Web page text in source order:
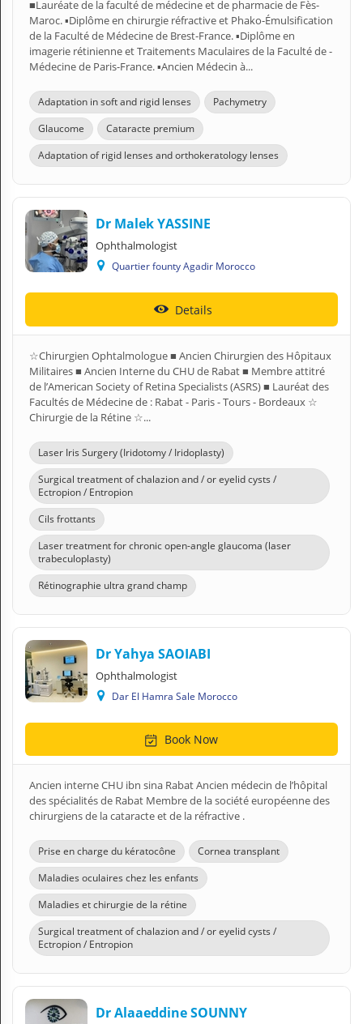
■Lauréate de la faculté de médecine et de pharmacie de Fès-
Maroc. ▪︎Diplôme en chirurgie réfractive et Phako-Émulsification
de la Faculté de Médecine de Brest-France. ▪︎Diplôme en
imagerie rétinienne et Traitements Maculaires de la Faculté de -
Médecine de Paris-France. ▪︎Ancien Médecin à...
Adaptation in soft and rigid lenses
Pachymetry
Glaucome
Cataracte premium
Adaptation of rigid lenses and orthokeratology lenses
Dr Malek YASSINE
Ophthalmologist
Quartier founty Agadir Morocco
Details
☆Chirurgien Ophtalmologue ■ Ancien Chirurgien des Hôpitaux
Militaires ■ Ancien Interne du CHU de Rabat ■ Membre attitré
de l’American Society of Retina Specialists (ASRS) ■ Lauréat des
Facultés de Médecine de : Rabat - Paris - Tours - Bordeaux ☆
Chirurgie de la Rétine ☆...
Laser Iris Surgery (Iridotomy / Iridoplasty)
Surgical treatment of chalazion and / or eyelid cysts /
Ectropion / Entropion
Cils frottants
Laser treatment for chronic open-angle glaucoma (laser
trabeculoplasty)
Rétinographie ultra grand champ
Dr Yahya SAOIABI
Ophthalmologist
Dar El Hamra Sale Morocco
Book Now
Ancien interne CHU ibn sina Rabat Ancien médecin de l’hôpital
des spécialités de Rabat Membre de la société européenne des
chirurgiens de la cataracte et de la réfractive .
Prise en charge du kératocône
Cornea transplant
Maladies oculaires chez les enfants
Maladies et chirurgie de la rétine
Surgical treatment of chalazion and / or eyelid cysts /
Ectropion / Entropion
Dr Alaaeddine SOUNNY